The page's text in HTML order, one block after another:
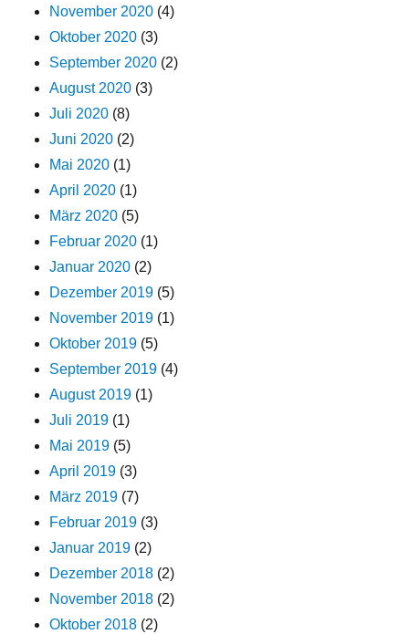
November 2020 (4)
Oktober 2020 (3)
September 2020 (2)
August 2020 (3)
Juli 2020 (8)
Juni 2020 (2)
Mai 2020 (1)
April 2020 (1)
März 2020 (5)
Februar 2020 (1)
Januar 2020 (2)
Dezember 2019 (5)
November 2019 (1)
Oktober 2019 (5)
September 2019 (4)
August 2019 (1)
Juli 2019 (1)
Mai 2019 (5)
April 2019 (3)
März 2019 (7)
Februar 2019 (3)
Januar 2019 (2)
Dezember 2018 (2)
November 2018 (2)
Oktober 2018 (2)